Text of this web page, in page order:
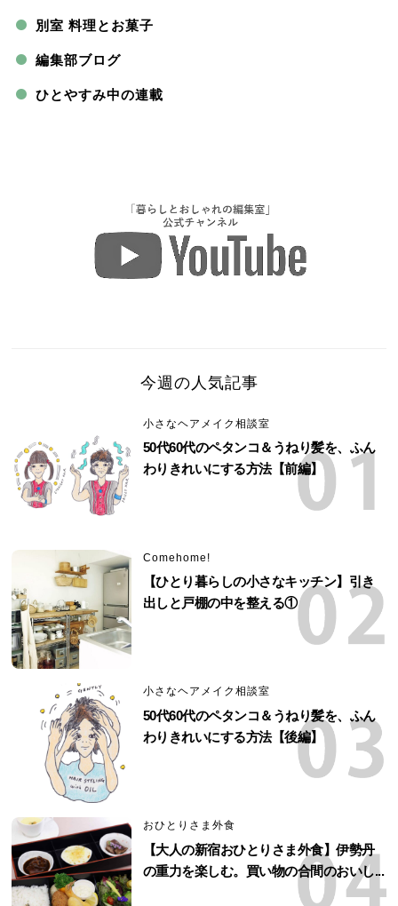
別室 料理とお菓子
編集部ブログ
ひとやすみ中の連載
今週の人気記事
小さなヘアメイク相談室
50代60代のペタンコ＆うねり髪を、ふん
わりきれいにする方法【前編】
Comehome!
【ひとり暮らしの小さなキッチン】引き
出しと戸棚の中を整える①
小さなヘアメイク相談室
50代60代のペタンコ＆うねり髪を、ふん
わりきれいにする方法【後編】
おひとりさま外食
【大人の新宿おひとりさま外食】伊勢丹
の重力を楽しむ。買い物の合間のおいし...